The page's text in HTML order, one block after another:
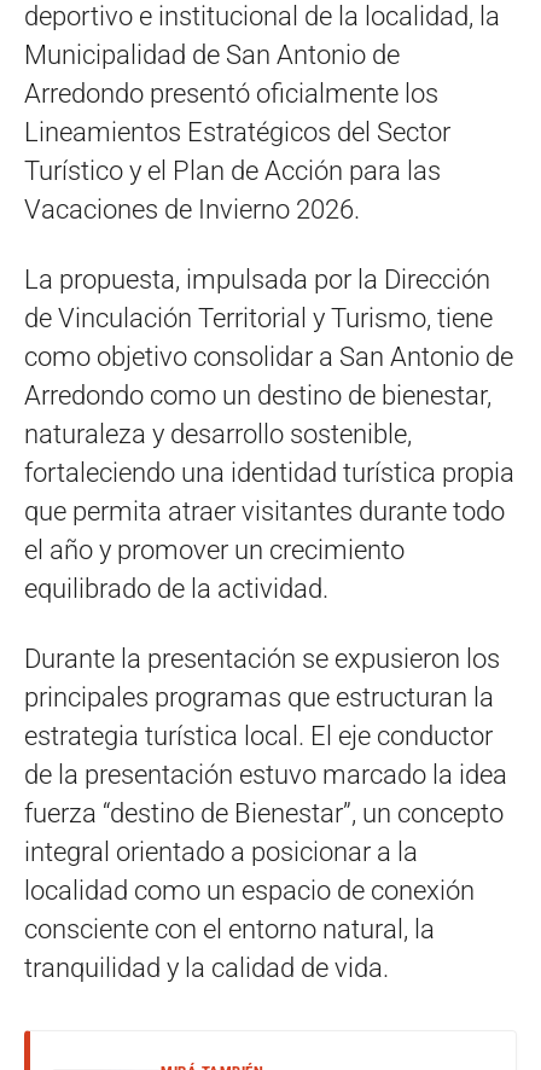
deportivo e institucional de la localidad, la
Municipalidad de San Antonio de
Arredondo presentó oficialmente los
Lineamientos Estratégicos del Sector
Turístico y el Plan de Acción para las
Vacaciones de Invierno 2026.
La propuesta, impulsada por la Dirección
de Vinculación Territorial y Turismo, tiene
como objetivo consolidar a San Antonio de
Arredondo como un destino de bienestar,
naturaleza y desarrollo sostenible,
fortaleciendo una identidad turística propia
que permita atraer visitantes durante todo
el año y promover un crecimiento
equilibrado de la actividad.
Durante la presentación se expusieron los
principales programas que estructuran la
estrategia turística local. El eje conductor
de la presentación estuvo marcado la idea
fuerza “destino de Bienestar”, un concepto
integral orientado a posicionar a la
localidad como un espacio de conexión
consciente con el entorno natural, la
tranquilidad y la calidad de vida.